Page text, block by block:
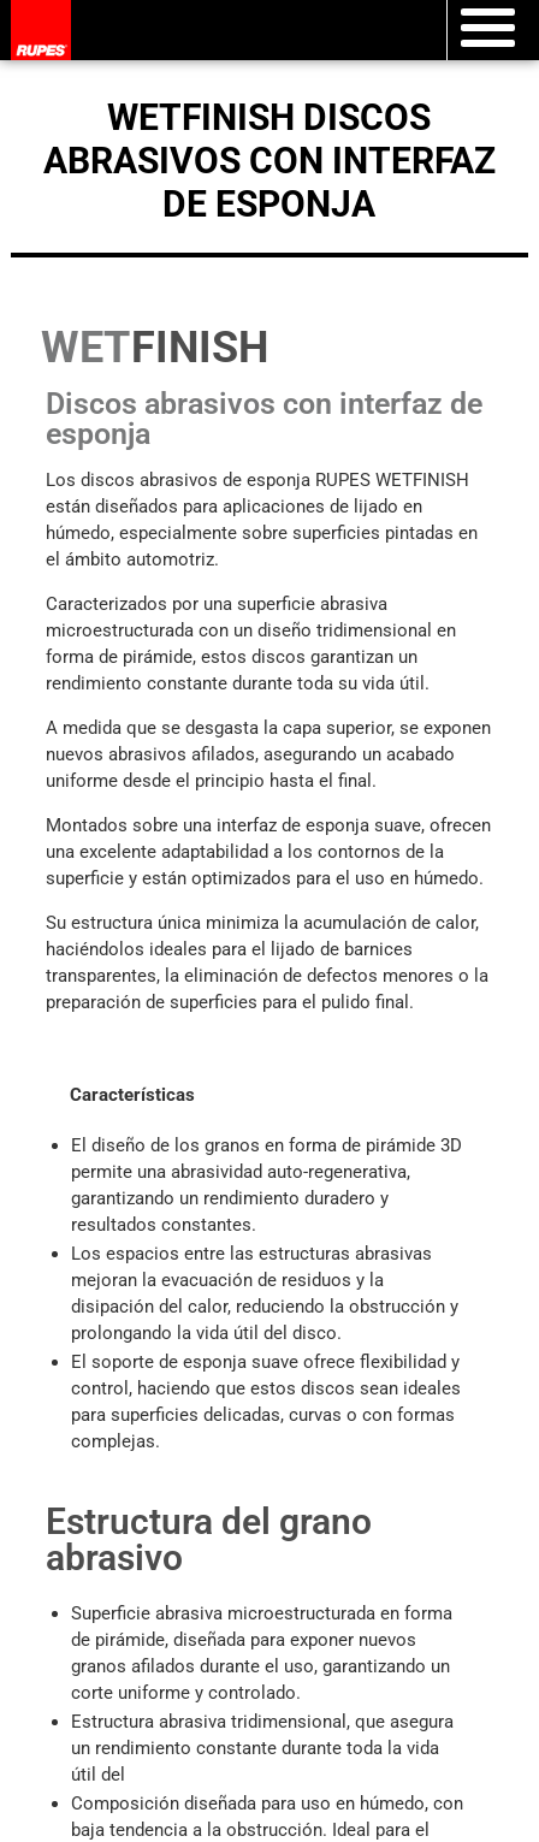
WETFINISH DISCOS
ABRASIVOS CON INTERFAZ
DE ESPONJA
WETFINISH
Discos abrasivos con interfaz de
esponja
Los discos abrasivos de esponja RUPES WETFINISH
están diseñados para aplicaciones de lijado en
húmedo, especialmente sobre superficies pintadas en
el ámbito automotriz.
Caracterizados por una superficie abrasiva
microestructurada con un diseño tridimensional en
forma de pirámide, estos discos garantizan un
rendimiento constante durante toda su vida útil.
A medida que se desgasta la capa superior, se exponen
nuevos abrasivos afilados, asegurando un acabado
uniforme desde el principio hasta el final.
Montados sobre una interfaz de esponja suave, ofrecen
una excelente adaptabilidad a los contornos de la
superficie y están optimizados para el uso en húmedo.
Su estructura única minimiza la acumulación de calor,
haciéndolos ideales para el lijado de barnices
transparentes, la eliminación de defectos menores o la
preparación de superficies para el pulido final.
Características
El diseño de los granos en forma de pirámide 3D
permite una abrasividad auto-regenerativa,
garantizando un rendimiento duradero y
resultados constantes.
Los espacios entre las estructuras abrasivas
mejoran la evacuación de residuos y la
disipación del calor, reduciendo la obstrucción y
prolongando la vida útil del disco.
El soporte de esponja suave ofrece flexibilidad y
control, haciendo que estos discos sean ideales
para superficies delicadas, curvas o con formas
complejas.
Estructura del grano
abrasivo
Superficie abrasiva microestructurada en forma
de pirámide, diseñada para exponer nuevos
granos afilados durante el uso, garantizando un
corte uniforme y controlado.
Estructura abrasiva tridimensional, que asegura
un rendimiento constante durante toda la vida
útil del
Composición diseñada para uso en húmedo, con
baja tendencia a la obstrucción. Ideal para el